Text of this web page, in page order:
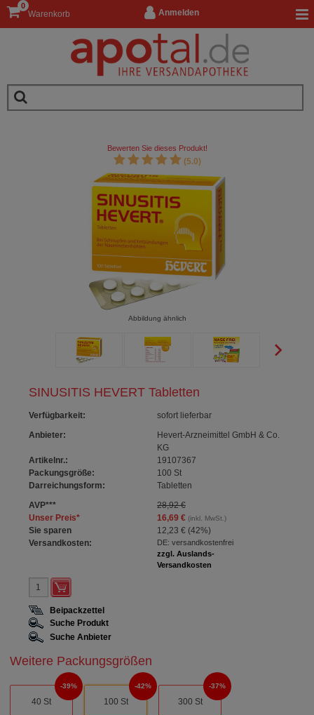
Anmelden
Warenkorb
0
SINUSITIS HEVERT Tabletten
Verfügbarkeit:
sofort lieferbar
Anbieter:
Hevert-Arzneimittel GmbH & Co.
KG
Artikelnr.:
19107367
Packungsgröße:
100 St
Darreichungsform:
Tabletten
AVP***
28,92 €
Unser Preis* 16,69 €(inkl. MwSt.)
Sie sparen 12,23 € (42%)
Versandkosten:
DE: versandkostenfrei
zzgl. Auslands-
Versandkosten
Bewerten Sie dieses Produkt!
(5.0)
Abbildung ähnlich
Beipackzettel
Suche Produkt
Suche Anbieter
Weitere Packungsgrößen
40 St
39%
100 St
42%
300 St
37%